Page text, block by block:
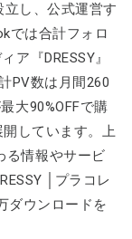
し、公式運営す
では合計フォロ
ア『DRESSY』
PV数は月間260
大90%OFFで購
開しています。上
る情報やサービ
│プラコレ
ダウンロードを